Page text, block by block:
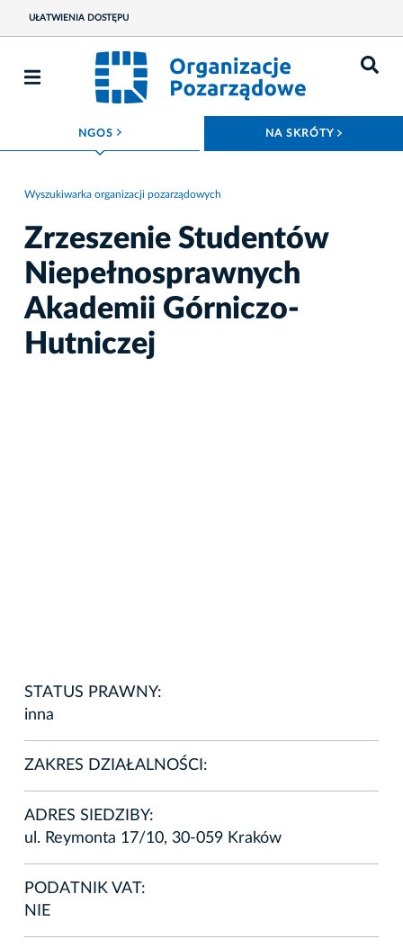
UŁATWIENIA DOSTĘPU
NGOS ROZWIŃ MENU NA SKRÓTY
Wyszukiwarka organizacji pozarządowych
Zrzeszenie Studentów
Niepełnosprawnych
Akademii Górniczo-
Hutniczej
STATUS PRAWNY:
inna
ZAKRES DZIAŁALNOŚCI:
ADRES SIEDZIBY:
ul. Reymonta 17/10, 30-059 Kraków
PODATNIK VAT:
NIE